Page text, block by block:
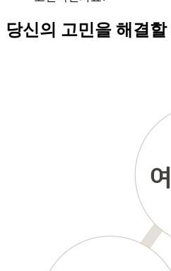
당신의 고민을 해결할